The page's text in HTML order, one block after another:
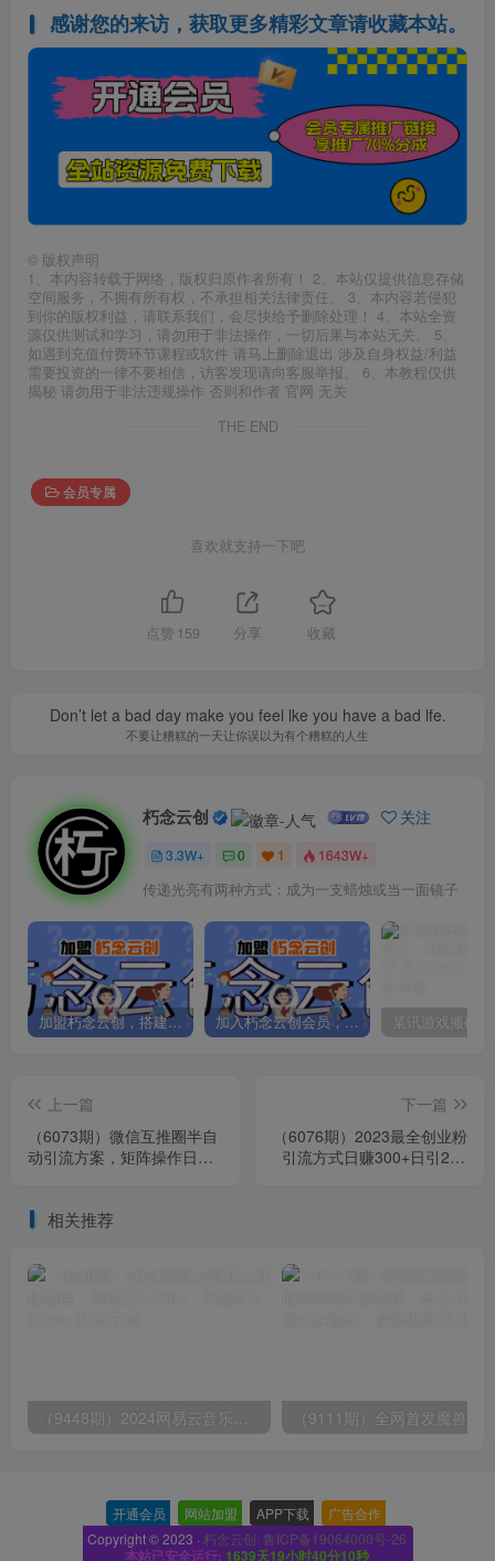
感谢您的来访，获取更多精彩文章请收藏本站。
© 版权声明
1、本内容转载于网络，版权归原作者所有！ 2、本站仅提供信息存储
空间服务，不拥有所有权，不承担相关法律责任。 3、本内容若侵犯
到你的版权利益，请联系我们，会尽快给予删除处理！ 4、本站全资
源仅供测试和学习，请勿用于非法操作，一切后果与本站无关。 5、
如遇到充值付费环节课程或软件 请马上删除退出 涉及自身权益/利益
需要投资的一律不要相信，访客发现请向客服举报。 6、本教程仅供
揭秘 请勿用于非法违规操作 否则和作者 官网 无关
THE END
会员专属
喜欢就支持一下吧
点赞 159 分享 收藏
Don’t let a bad day make you feel lke you have a bad lfe.
不要让糟糕的一天让你误以为有个糟糕的人生
朽念云创 关注
3.3W+ 0 1 1643W+
传递光亮有两种方式：成为一支蜡烛或当一面镜子
加盟朽念云创，搭建同款项目资源站，实现日入2000+ 加入朽念云创会员，全站资源免费学习。
上一篇
（6073期）微信互推圈半自
动引流方案，矩阵操作日引
下一篇
（6076期）2023最全创业粉
引流方式日赚300+日引200
相关推荐
开通会员 网站加盟 APP下载 广告合作
Copyright © 2023 · 朽念云创· 鲁ICP备19064000号-26
本站已安全运行: 1639天19小时40分10秒